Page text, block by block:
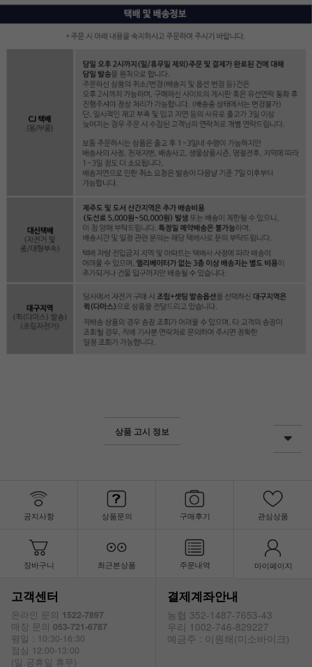
상품 고시 정보
공지사항 상품문의 구매후기 관심상품
장바구니 최근본상품 주문내역 마이페이지
고객센터
온라인 문의 1522-7897
매장 문의 053-721-6787
평일 : 10:30-16:30
점심 12:00-13:00
(일.공휴일 휴무)
결제계좌안내
농협 352-1487-7653-43
우리 1002-746-829227
예금주 : 이원해(미소바이크)